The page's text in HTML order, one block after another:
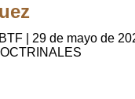
29 de mayo de